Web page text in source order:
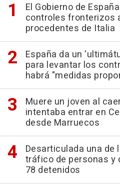
El Gobierno de
controles fronterizos
procedentes de Italia
España da un
para levantar los
habrá "medidas
Muere un joven al
intentaba entrar en
desde Marruecos
Desarticulada una de
tráfico de personas y
78 detenidos